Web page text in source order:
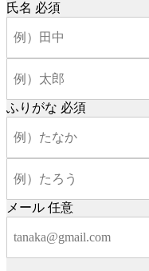
氏名 必須
ふりがな 必須
メール 任意